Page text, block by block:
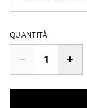
QUANTITÀ